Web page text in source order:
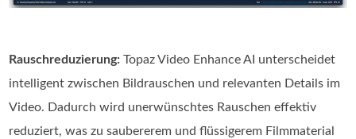
Rauschreduzierung: Topaz Video Enhance AI unterscheidet
intelligent zwischen Bildrauschen und relevanten Details im
Video. Dadurch wird unerwünschtes Rauschen effektiv
reduziert, was zu saubererem und flüssigerem Filmmaterial